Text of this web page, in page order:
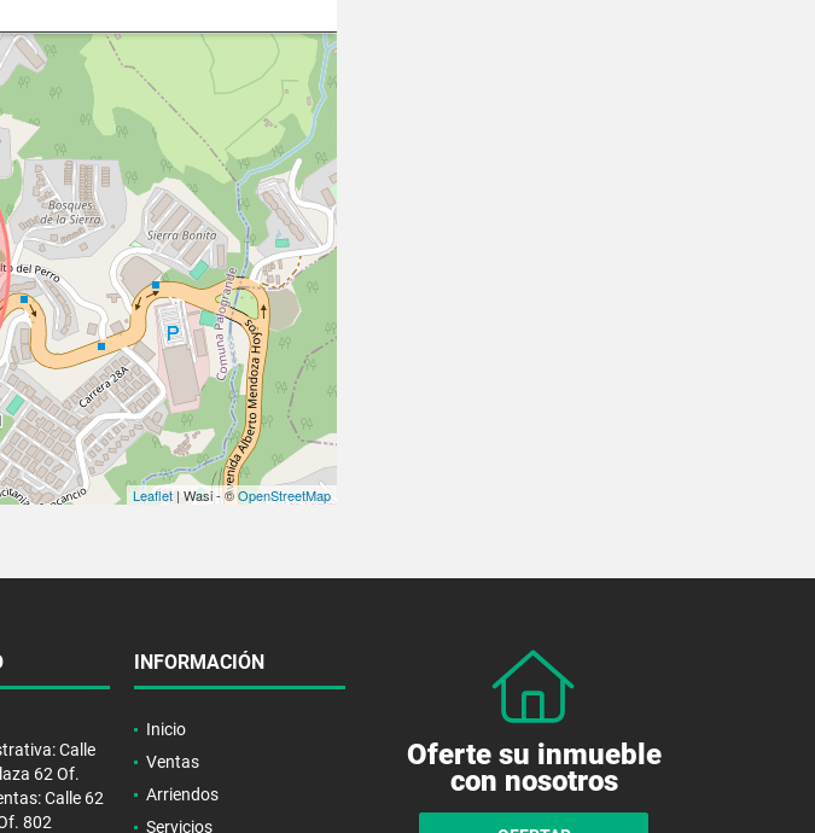
Leaflet| Wasi - ©OpenStreetMap
Calle
62 Of.
Calle 62
802
INFORMACIÓN
Inicio
Ventas
Arriendos
Servicios
Oferte su inmueble
con nosotros